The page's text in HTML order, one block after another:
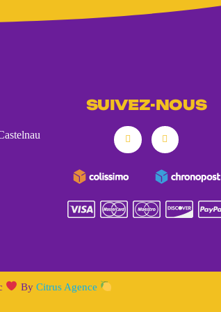
SUIVEZ-NOUS
By Citrus Agence